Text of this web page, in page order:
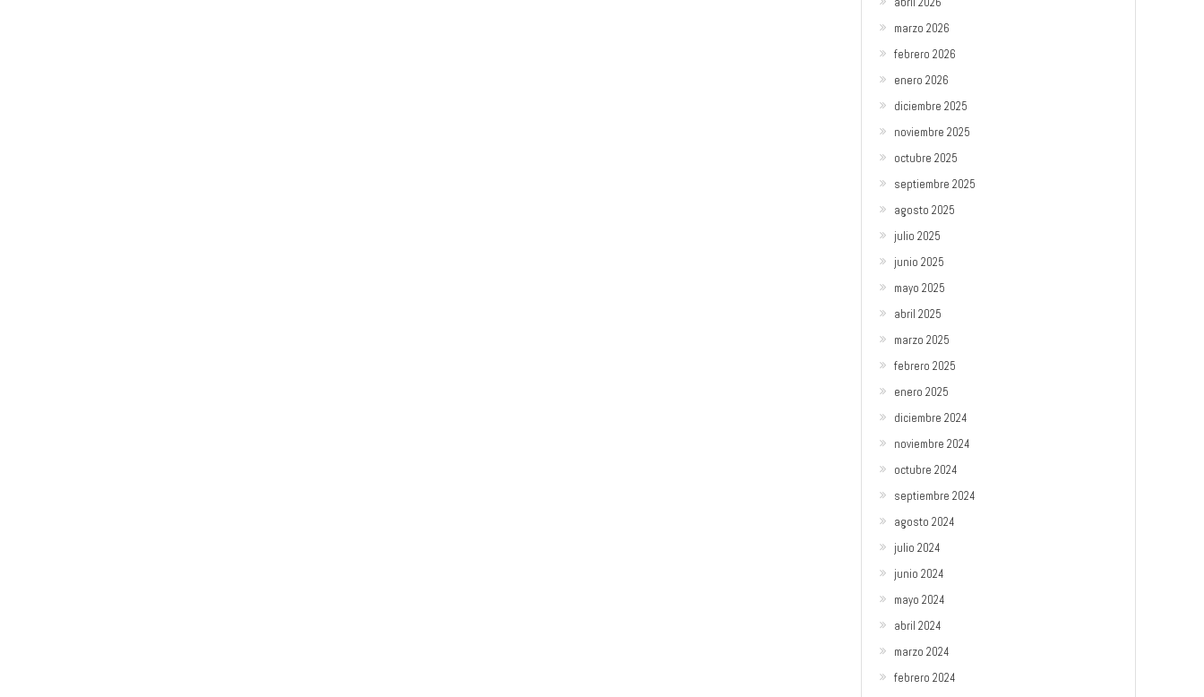
marzo 2026
febrero 2026
enero 2026
diciembre 2025
noviembre 2025
octubre 2025
septiembre 2025
agosto 2025
julio 2025
junio 2025
mayo 2025
abril 2025
marzo 2025
febrero 2025
enero 2025
diciembre 2024
noviembre 2024
octubre 2024
septiembre 2024
agosto 2024
julio 2024
junio 2024
mayo 2024
abril 2024
marzo 2024
febrero 2024